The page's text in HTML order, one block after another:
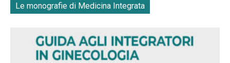
Le monografie di Medicina Integrata